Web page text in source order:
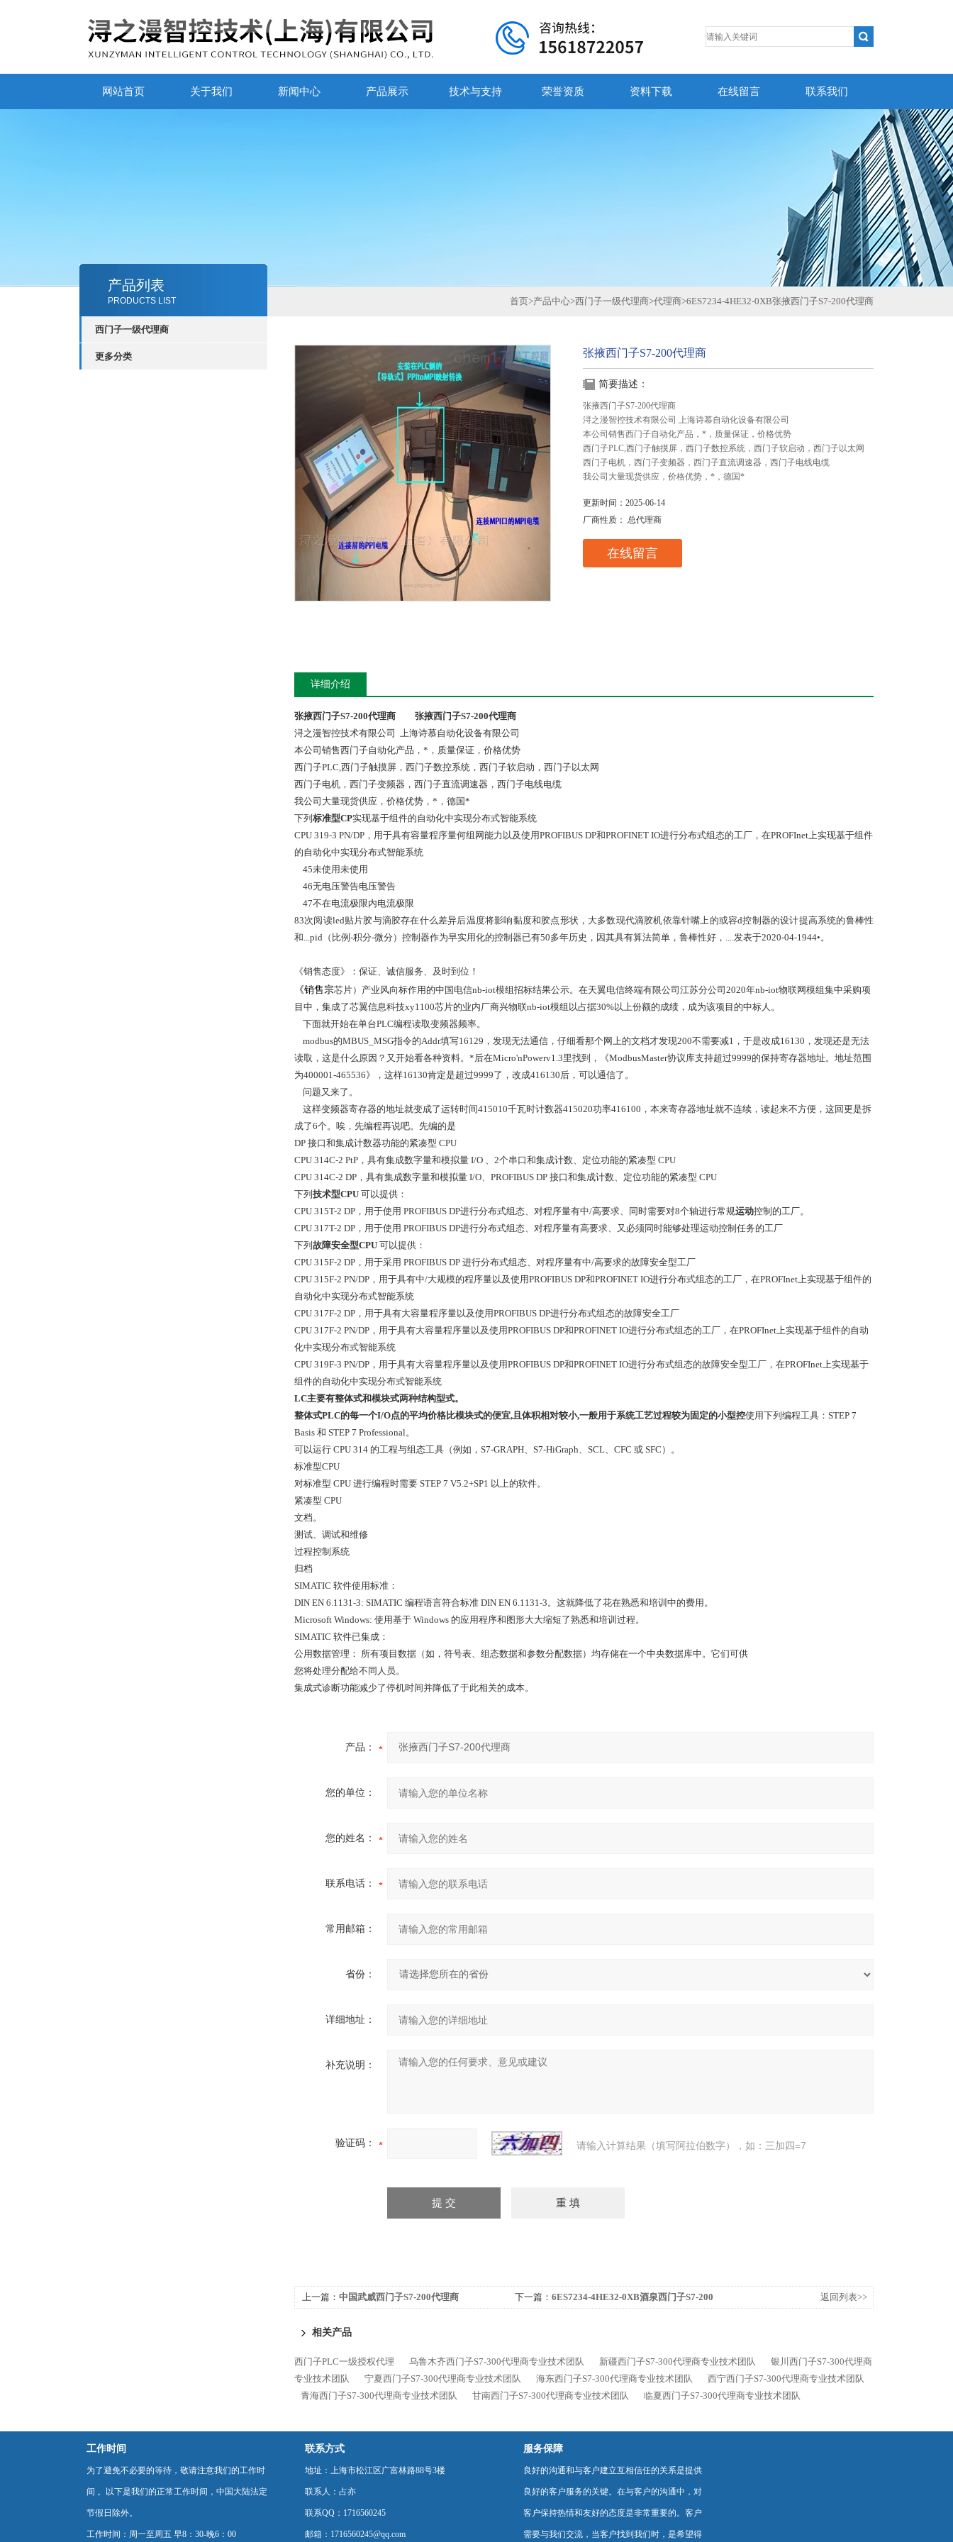
网站首页 关于我们 新闻中心 产品展示 技术与支持 荣誉资质 资料下载 在线留言 联系我们
产品列表
PRODUCTS LIST
西门子一级代理商
更多分类
首页>产品中心>西门子一级代理商>代理商>6ES7234-4HE32-0XB张掖西门子S7-200代理商
张掖西门子S7-200代理商
简要描述：
张掖西门子S7-200代理商
浔之漫智控技术有限公司 上海诗慕自动化设备有限公司
本公司销售西门子自动化产品，*，质量保证，价格优势
西门子PLC,西门子触摸屏，西门子数控系统，西门子软启动，西门子以太网
西门子电机，西门子变频器，西门子直流调速器，西门子电线电缆
我公司大量现货供应，价格优势，*，德国*
更新时间：2025-06-14
厂商性质： 总代理商
在线留言
详细介绍
张掖西门子S7-200代理商
张掖西门子S7-200代理商
浔之漫智控技术有限公司 上海诗慕自动化设备有限公司
本公司销售西门子自动化产品，*，质量保证，价格优势
西门子PLC,西门子触摸屏，西门子数控系统，西门子软启动，西门子以太网
西门子电机，西门子变频器，西门子直流调速器，西门子电线电缆
我公司大量现货供应，价格优势，*，德国*
下列 标准型CP实现基于组件的自动化中实现分布式智能系统
CPU 319-3 PN/DP，用于具有容量程序量何组网能力以及使用PROFIBUS DP和PROFINET IO进行分布式组态的工厂，在PROFInet上实现基于组件
的自动化中实现分布式智能系统
45未使用未使用
46无电压警告电压警告
47不在电流极限内电流极限
83次阅读led贴片胶与滴胶存在什么差异后温度将影响黏度和胶点形状，大多数现代滴胶机依靠针嘴上的或容d控制器的设计提高系统的鲁棒性
和...pid（比例-积分-微分）控制器作为早实用化的控制器已有50多年历史，因其具有算法简单，鲁棒性好，....发表于2020-04-1944•。
《销售态度》：保证、诚信服务、及时到位！
《销售宗芯片）产业风向标作用的中国电信nb-iot模组招标结果公示。在天翼电信终端有限公司江苏分公司2020年nb-iot物联网模组集中采购项
目中，集成了芯翼信息科技xy1100芯片的业内厂商兴物联nb-iot模组以占据30%以上份额的成绩，成为该项目的中标人。
下面就开始在单台PLC编程读取变频器频率。
modbus的MBUS_MSG指令的Addr填写16129，发现无法通信，仔细看那个网上的文档才发现200不需要减1，于是改成16130，发现还是无法
读取，这是什么原因？又开始看各种资料。*后在Micro'nPowerv1.3里找到，《ModbusMaster协议库支持超过9999的保持寄存器地址。地址范围
为400001-465536》，这样16130肯定是超过9999了，改成416130后，可以通信了。
问题又来了。
这样变频器寄存器的地址就变成了运转时间415010千瓦时计数器415020功率416100，本来寄存器地址就不连续，读起来不方便，这回更是拆
成了6个。唉，先编程再说吧。先编的是
DP 接口和集成计数器功能的紧凑型 CPU
CPU 314C-2 PtP，具有集成数字量和模拟量 I/O 、2个串口和集成计数、定位功能的紧凑型 CPU
CPU 314C-2 DP，具有集成数字量和模拟量 I/O、PROFIBUS DP 接口和集成计数、定位功能的紧凑型 CPU
下列 技术型CPU 可以提供：
CPU 315T-2 DP，用于使用 PROFIBUS DP进行分布式组态、对程序量有中/高要求、同时需要对8个轴进行常规运动控制的工厂。
CPU 317T-2 DP，用于使用 PROFIBUS DP进行分布式组态、对程序量有高要求、又必须同时能够处理运动控制任务的工厂
下列 故障安全型CPU 可以提供：
CPU 315F-2 DP，用于采用 PROFIBUS DP 进行分布式组态、对程序量有中/高要求的故障安全型工厂
CPU 315F-2 PN/DP，用于具有中/大规模的程序量以及使用PROFIBUS DP和PROFINET IO进行分布式组态的工厂，在PROFInet上实现基于组件的
自动化中实现分布式智能系统
CPU 317F-2 DP，用于具有大容量程序量以及使用PROFIBUS DP进行分布式组态的故障安全工厂
CPU 317F-2 PN/DP，用于具有大容量程序量以及使用PROFIBUS DP和PROFINET IO进行分布式组态的工厂，在PROFInet上实现基于组件的自动
化中实现分布式智能系统
CPU 319F-3 PN/DP，用于具有大容量程序量以及使用PROFIBUS DP和PROFINET IO进行分布式组态的故障安全型工厂，在PROFInet上实现基于
组件的自动化中实现分布式智能系统
LC主要有整体式和模块式两种结构型式。
整体式PLC的每一个I/O点的平均价格比模块式的便宜,且体积相对较小,一般用于系统工艺过程较为固定的小型控使用下列编程工具：STEP 7
Basis 和 STEP 7 Professional。
可以运行 CPU 314 的工程与组态工具（例如，S7-GRAPH、S7-HiGraph、SCL、CFC 或 SFC）。
标准型CPU
对标准型 CPU 进行编程时需要 STEP 7 V5.2+SP1 以上的软件。
紧凑型 CPU
文档。
测试、调试和维修
过程控制系统
归档
SIMATIC 软件使用标准：
DIN EN 6.1131-3: SIMATIC 编程语言符合标准 DIN EN 6.1131-3。这就降低了花在熟悉和培训中的费用。
Microsoft Windows: 使用基于 Windows 的应用程序和图形大大缩短了熟悉和培训过程。
SIMATIC 软件已集成：
公用数据管理： 所有项目数据（如，符号表、组态数据和参数分配数据）均存储在一个中央数据库中。它们可供
您将处理分配给不同人员。
集成式诊断功能减少了停机时间并降低了于此相关的成本。
产品：
您的单位：
您的姓名：
联系电话：
常用邮箱：
省份：
详细地址：
补充说明：
验证码： 请输入计算结果（填写阿拉伯数字），如：三加四=7
上一篇： 中国武威西门子S7-200代理商 下一篇： 6ES7234-4HE32-0XB酒泉西门子S7-200
返回列表>>
相关产品
西门子PLC一级授权代理 乌鲁木齐西门子S7-300代理商专业技术团队 新疆西门子S7-300代理商专业技术团队
银川西门子S7-300代理商
专业技术团队
宁夏西门子S7-300代理商专业技术团队 海东西门子S7-300代理商专业技术团队
西宁西门子S7-300代理商专业技术团队
青海西门子S7-300代理商专业技术团队
甘南西门子S7-300代理商专业技术团队 临夏西门子S7-300代理商专业技术团队
工作时间
为了避免不必要的等待，敬请注意我们的工作时
间 。以下是我们的正常工作时间，中国大陆法定
节假日除外。
工作时间：周一至周五 早8：30-晚6：00
联系方式
地址：上海市松江区广富林路88号3楼
联系人：占亦
联系QQ：1716560245
邮箱：1716560245@qq.com
服务保障
良好的沟通和与客户建立互相信任的关系是提供
良好的客户服务的关键。在与客户的沟通中，对
客户保持热情和友好的态度是非常重要的。客户
需要与我们交流，当客户找到我们时，是希望得